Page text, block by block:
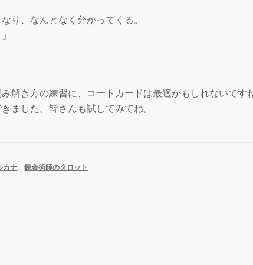
り、なんとなく分かってくる。
解き方の練習に、コートカードは最適かもしれないです
ました。皆さんも試してみてね。
カナ、錬金術師のタロット